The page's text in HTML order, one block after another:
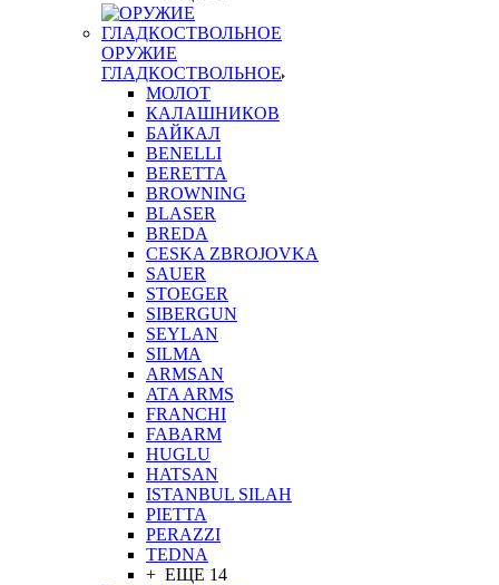
ОРУЖИЕ
ГЛАДКОСТВОЛЬНОЕ
МОЛОТ
КАЛАШНИКОВ
БАЙКАЛ
BENELLI
BERETTA
BROWNING
BLASER
BREDA
CESKA ZBROJOVKA
SAUER
STOEGER
SIBERGUN
SEYLAN
SILMA
ARMSAN
ATA ARMS
FRANCHI
FABARM
HUGLU
HATSAN
ISTANBUL SILAH
PIETTA
PERAZZI
TEDNA
+ ЕЩЕ 14